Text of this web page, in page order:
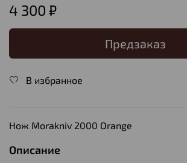
4 300 ₽
Предзаказ
В избранное
Нож Morakniv 2000 Orange
Описание